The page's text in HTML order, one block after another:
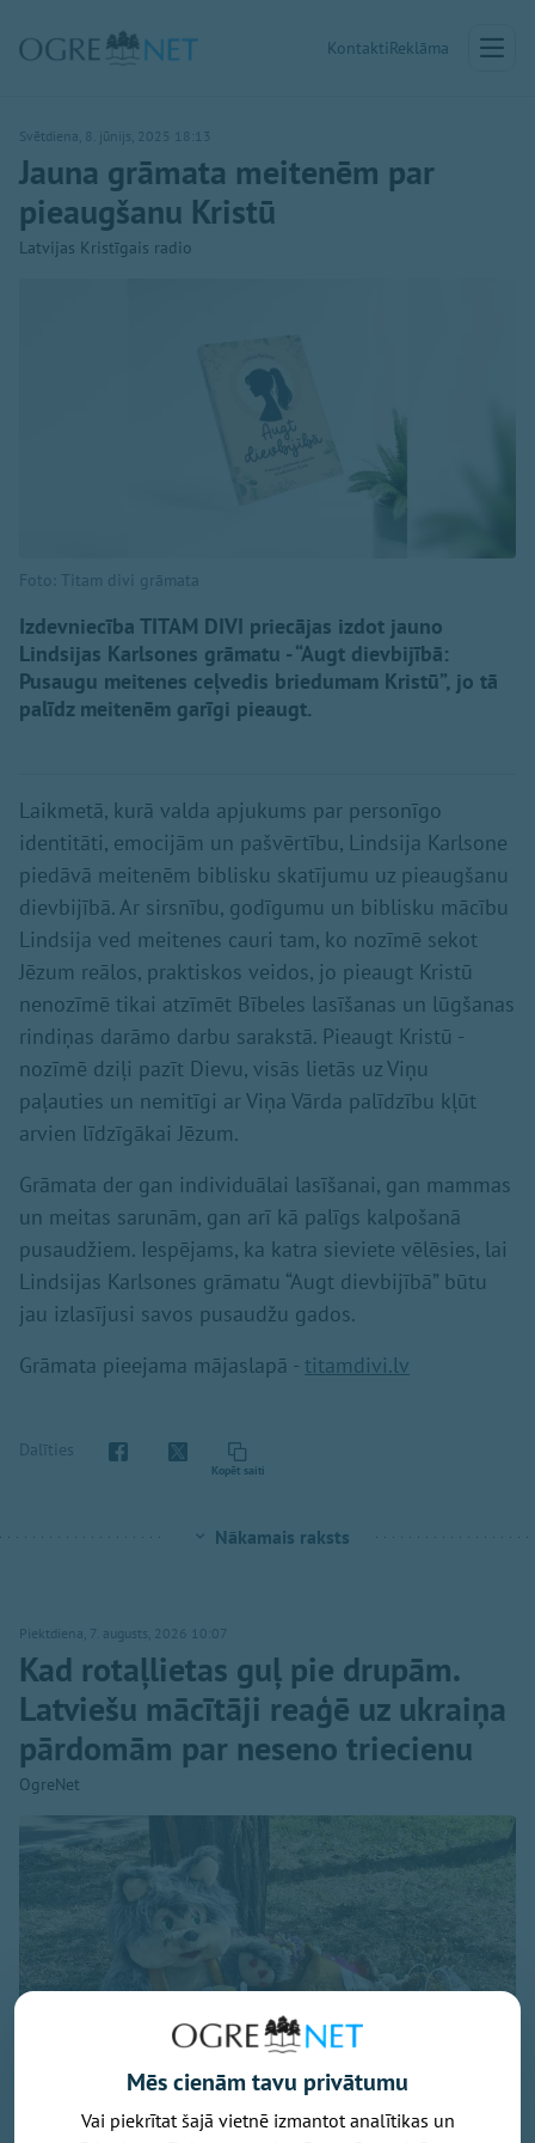
KontaktiReklāma
Svētdiena, 8. jūnijs, 2025 18:13
Jauna grāmata meitenēm par
pieaugšanu Kristū
Latvijas Kristīgais radio
Foto: Titam divi grāmata
Izdevniecība TITAM DIVI priecājas izdot jauno
Lindsijas Karlsones grāmatu - “Augt dievbijībā:
Pusaugu meitenes ceļvedis briedumam Kristū”, jo tā
palīdz meitenēm garīgi pieaugt.
Laikmetā, kurā valda apjukums par personīgo
identitāti, emocijām un pašvērtību, Lindsija Karlsone
piedāvā meitenēm biblisku skatījumu uz pieaugšanu
dievbijībā. Ar sirsnību, godīgumu un biblisku mācību
Lindsija ved meitenes cauri tam, ko nozīmē sekot
Jēzum reālos, praktiskos veidos, jo pieaugt Kristū
nenozīmē tikai atzīmēt Bībeles lasīšanas un lūgšanas
rindiņas darāmo darbu sarakstā. Pieaugt Kristū -
nozīmē dziļi pazīt Dievu, visās lietās uz Viņu
paļauties un nemitīgi ar Viņa Vārda palīdzību kļūt
arvien līdzīgākai Jēzum.
Grāmata der gan individuālai lasīšanai, gan mammas
un meitas sarunām, gan arī kā palīgs kalpošanā
pusaudžiem. Iespējams, ka katra sieviete vēlēsies, lai
Lindsijas Karlsones grāmatu “Augt dievbijībā” būtu
jau izlasījusi savos pusaudžu gados.
Grāmata pieejama mājaslapā - titamdivi.lv
Dalīties
Kopēt saiti
Nākamais raksts
Piektdiena, 7. augusts, 2026 10:07
Kad rotaļlietas guļ pie drupām.
Latviešu mācītāji reaģē uz ukraiņa
pārdomām par neseno triecienu
OgreNet
Mēs cienām tavu privātumu
Vai piekrītat šajā vietnē izmantot analītikas un